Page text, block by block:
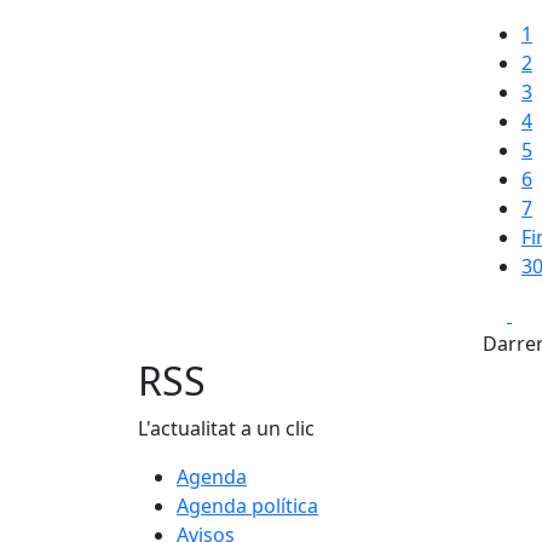
1
2
3
4
5
6
7
RSS
L'actualitat a un clic
Agenda
Agenda política
Avisos